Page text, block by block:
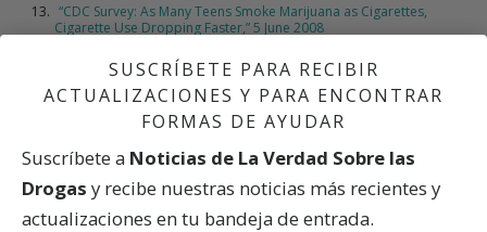
“CDC Survey: As Many Teens Smoke Marijuana as Cigarettes,
Cigarette Use Dropping Faster,” 5 June 2008
Hechos Básicos sobre las Drogas de que se Abusa
por lo Común
SUSCRÍBETE PARA RECIBIR
ACTUALIZACIONES Y PARA ENCONTRAR
FORMAS DE AYUDAR
Suscríbete a Noticias de La Verdad Sobre las
Drogas y recibe nuestras noticias más recientes y
actualizaciones en tu bandeja de entrada.